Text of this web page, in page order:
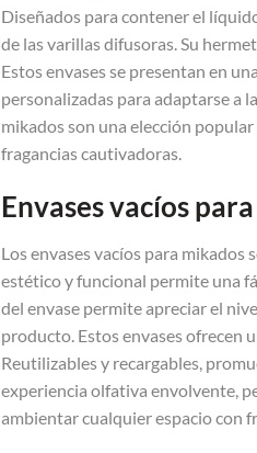
Diseñados para contener el
de las varillas difusoras. Su
Estos envases se presentan en
personalizadas para adaptarse a
mikados son una elección
fragancias cautivadoras.
Envases vacíos
Los envases vacíos para mikados
estético y funcional permite una
del envase permite apreciar el
producto. Estos envases ofrecen
Reutilizables y recargables,
experiencia olfativa envolvente,
ambientar cualquier espacio con